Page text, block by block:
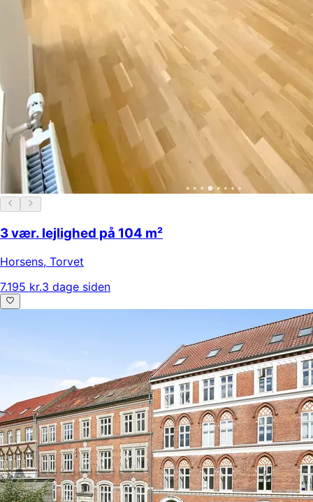
3 vær. lejlighed på 104 m²
Horsens, Torvet
7.195 kr.3 dage siden